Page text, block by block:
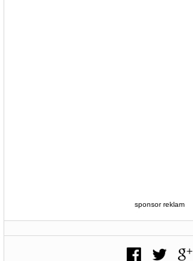
sponsor reklam